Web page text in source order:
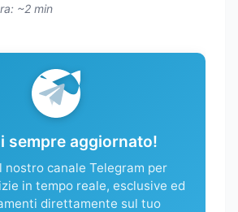
~2 min
sempre aggiornato!
nostro canale Telegram per
in tempo reale, esclusive ed
direttamente sul tuo